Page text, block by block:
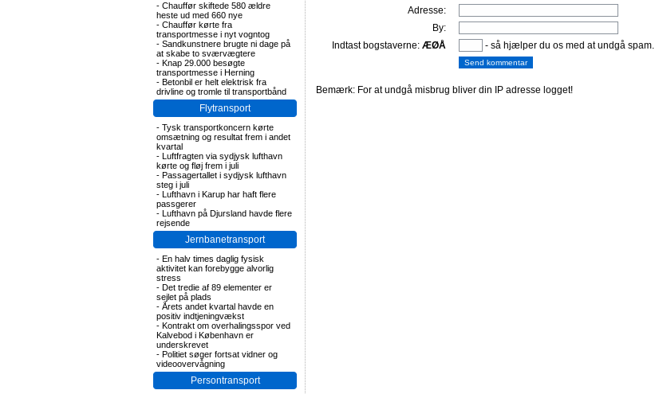
- Chauffør skiftede 580 ældre
heste ud med 660 nye
- Chauffør kørte fra
transportmesse i nyt vogntog
- Sandkunstnere brugte ni dage på
at skabe to sværvægtere
- Knap 29.000 besøgte
transportmesse i Herning
- Betonbil er helt elektrisk fra
drivline og tromle til transportbånd
Flytransport
- Tysk transportkoncern kørte
omsætning og resultat frem i andet
kvartal
- Luftfragten via sydjysk lufthavn
kørte og fløj frem i juli
- Passagertallet i sydjysk lufthavn
steg i juli
- Lufthavn i Karup har haft flere
passgerer
- Lufthavn på Djursland havde flere
rejsende
Jernbanetransport
- En halv times daglig fysisk
aktivitet kan forebygge alvorlig
stress
- Det tredie af 89 elementer er
sejlet på plads
- Årets andet kvartal havde en
positiv indtjeningvækst
- Kontrakt om overhalingsspor ved
Kalvebod i København er
underskrevet
- Politiet søger fortsat vidner og
videoovervågning
Persontransport
Adresse:
By:
Indtast bogstaverne: ÆØÅ - så hjælper du os med at undgå spam.
Bemærk: For at undgå misbrug bliver din IP adresse logget!